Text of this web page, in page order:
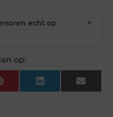
echt op
▼
op:
Pinterest LinkedIn Email